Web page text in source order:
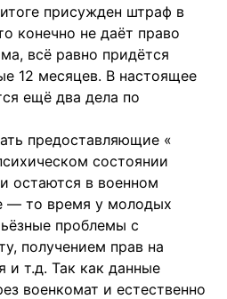
присужден штраф в
конечно не даёт право
всё равно придётся
12 месяцев. В настоящее
ещё два дела по
предоставляющие «
состоянии
остаются в военном
— то время у молодых
проблемы с
получением прав на
и т.д. Так как данные
военкомат и естественно